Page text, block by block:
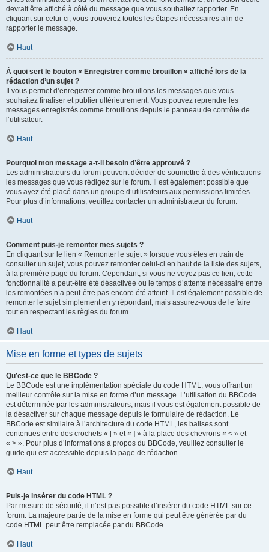
devrait être affiché à côté du message que vous souhaitez rapporter. En
cliquant sur celui-ci, vous trouverez toutes les étapes nécessaires afin de
rapporter le message.
Haut
À quoi sert le bouton « Enregistrer comme brouillon » affiché lors de la
rédaction d’un sujet ?
Il vous permet d’enregistrer comme brouillons les messages que vous
souhaitez finaliser et publier ultérieurement. Vous pouvez reprendre les
messages enregistrés comme brouillons depuis le panneau de contrôle de
l’utilisateur.
Haut
Pourquoi mon message a-t-il besoin d’être approuvé ?
Les administrateurs du forum peuvent décider de soumettre à des vérifications
les messages que vous rédigez sur le forum. Il est également possible que
vous ayez été placé dans un groupe d’utilisateurs aux permissions limitées.
Pour plus d’informations, veuillez contacter un administrateur du forum.
Haut
Comment puis-je remonter mes sujets ?
En cliquant sur le lien « Remonter le sujet » lorsque vous êtes en train de
consulter un sujet, vous pouvez remonter celui-ci en haut de la liste des sujets,
à la première page du forum. Cependant, si vous ne voyez pas ce lien, cette
fonctionnalité a peut-être été désactivée ou le temps d’attente nécessaire entre
les remontées n’a peut-être pas encore été atteint. Il est également possible de
remonter le sujet simplement en y répondant, mais assurez-vous de le faire
tout en respectant les règles du forum.
Haut
Mise en forme et types de sujets
Qu’est-ce que le BBCode ?
Le BBCode est une implémentation spéciale du code HTML, vous offrant un
meilleur contrôle sur la mise en forme d’un message. L’utilisation du BBCode
est déterminée par les administrateurs, mais il vous est également possible de
la désactiver sur chaque message depuis le formulaire de rédaction. Le
BBCode est similaire à l’architecture du code HTML, les balises sont
contenues entre des crochets « [ » et « ] » à la place des chevrons « < » et
« > ». Pour plus d’informations à propos du BBCode, veuillez consulter le
guide qui est accessible depuis la page de rédaction.
Haut
Puis-je insérer du code HTML ?
Par mesure de sécurité, il n’est pas possible d’insérer du code HTML sur ce
forum. La majeure partie de la mise en forme qui peut être générée par du
code HTML peut être remplacée par du BBCode.
Haut